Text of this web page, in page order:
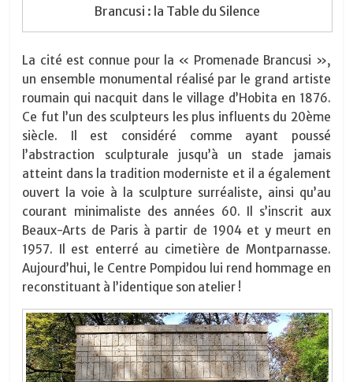
Brancusi : la Table du Silence
La cité est connue pour la « Promenade Brancusi »,
un ensemble monumental réalisé par le grand artiste
roumain qui nacquit dans le village d’Hobita en 1876.
Ce fut l’un des sculpteurs les plus influents du 20ème
siècle. Il est considéré comme ayant poussé
l’abstraction sculpturale jusqu’à un stade jamais
atteint dans la tradition moderniste et il a également
ouvert la voie à la sculpture surréaliste, ainsi qu’au
courant minimaliste des années 60. Il s’inscrit aux
Beaux-Arts de Paris à partir de 1904 et y meurt en
1957. Il est enterré au cimetière de Montparnasse.
Aujourd’hui, le Centre Pompidou lui rend hommage en
reconstituant à l’identique son atelier !